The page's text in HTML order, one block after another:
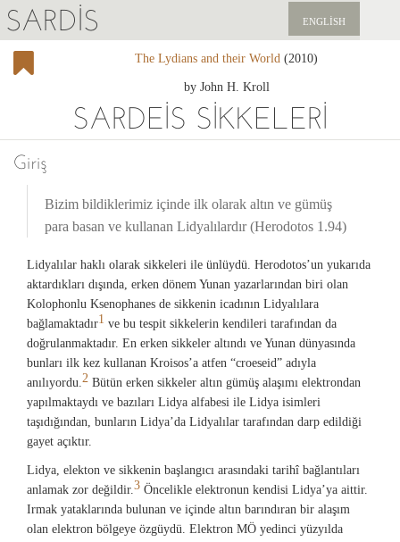
SARDIS ENGLISH
HABERLER
The Lydians and their World (2010)
by John H. Kroll
SARDEIS SIKKELERI
Giriş
Bizim bildiklerimiz içinde ilk olarak altın ve gümüş
para basan ve kullanan Lidyalılardır (Herodotos 1.94)
Lidyalılar haklı olarak sikkeleri ile ünlüydü. Herodotos’un yukarıda
aktardıkları dışında, erken dönem Yunan yazarlarından biri olan
Kolophonlu Ksenophanes de sikkenin icadının Lidyalılara
bağlamaktadır1 ve bu tespit sikkelerin kendileri tarafından da
doğrulanmaktadır. En erken sikkeler altındı ve Yunan dünyasında
bunları ilk kez kullanan Kroisos’a atfen “croeseid” adıyla
anılıyordu.2 Bütün erken sikkeler altın gümüş alaşımı elektrondan
yapılmaktaydı ve bazıları Lidya alfabesi ile Lidya isimleri
taşıdığından, bunların Lidya’da Lidyalılar tarafından darp edildiği
gayet açıktır.
Lidya, elekton ve sikkenin başlangıcı arasındaki tarihî bağlantıları
anlamak zor değildir.3 Öncelikle elektronun kendisi Lidya’ya aittir.
Irmak yataklarında bulunan ve içinde altın barındıran bir alaşım
olan elektron bölgeye özgüydü. Elektron MÖ yedinci yüzyılda